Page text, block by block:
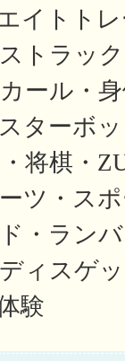
イトト
トラッ
ール・
ターボ
将棋・
ツ・ス
・ラン
ィスゲ
験